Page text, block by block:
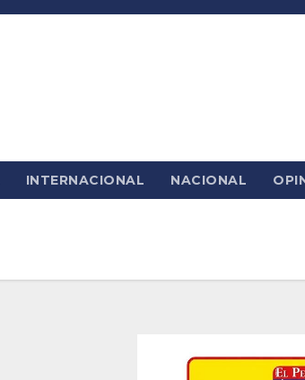
INTERNACIONAL NACIONAL